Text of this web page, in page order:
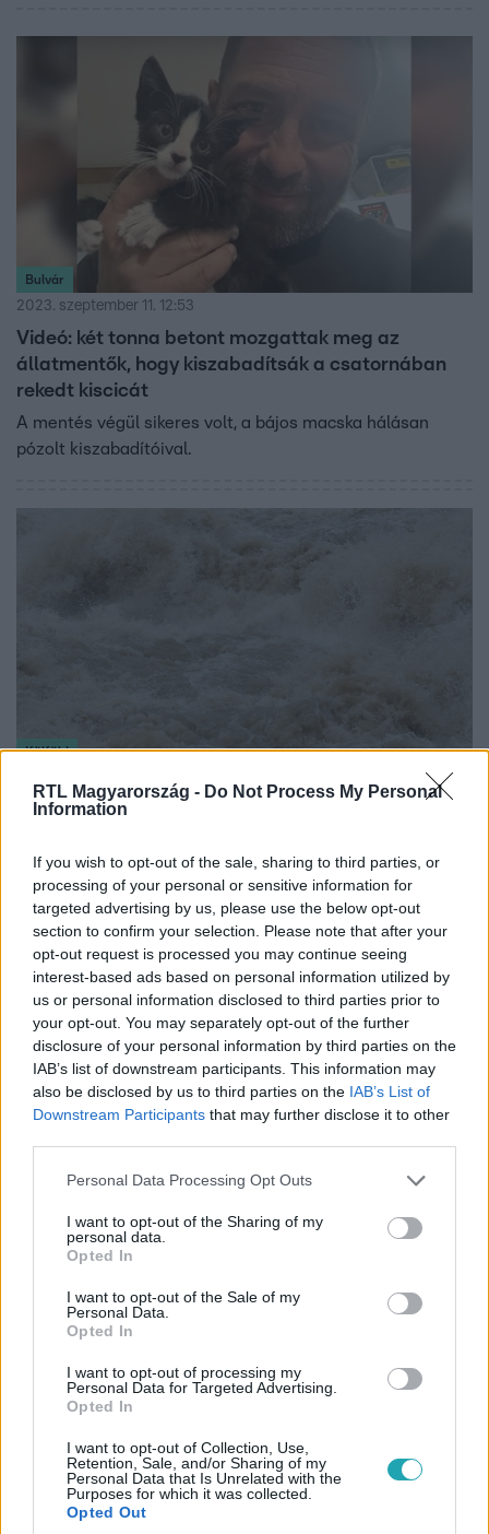
RTL Magyarország - Do Not Process My Personal
Information
If you wish to opt-out of the sale, sharing to third parties, or
processing of your personal or sensitive information for
targeted advertising by us, please use the below opt-out
section to confirm your selection. Please note that after your
opt-out request is processed you may continue seeing
interest-based ads based on personal information utilized by
us or personal information disclosed to third parties prior to
your opt-out. You may separately opt-out of the further
disclosure of your personal information by third parties on the
IAB’s list of downstream participants. This information may
also be disclosed by us to third parties on the IAB’s List of
Downstream Participants that may further disclose it to other
Please note that this website/app uses one or more Google
not limited to your visit or usage behaviour. You may click to
grant or deny consent to Google and its third-party tags to
use your data for below specified purposes in below Google
consent section.
Personal Data Processing Opt Outs
I want to opt-out of the Sharing of my
personal data.
Opted In
I want to opt-out of the Sale of my
Personal Data.
Opted In
I want to opt-out of processing my
Personal Data for Targeted Advertising.
Opted In
I want to opt-out of Collection, Use,
Retention, Sale, and/or Sharing of my
Personal Data that Is Unrelated with the
Purposes for which it was collected.
Opted Out
Bulvár
2023. szeptember 11. 12:53
Videó: két tonna betont mozgattak meg az
állatmentők, hogy kiszabadítsák a csatornában
rekedt kiscicát
A mentés végül sikeres volt, a bájos macska hálásan
pózolt kiszabadítóival.
Külföld
Mind a nyolc szerencsétlenül járt csatornaturista
Egy túlélője sem volt a hirtelen felhőszakadásnak.
Négy ember fulladt meg a moszkvai
csatornarendszerben
Egy föld alatti túra közben csapott le az özönvízszerű
esőzés.